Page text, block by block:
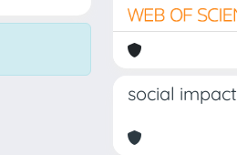
social impact